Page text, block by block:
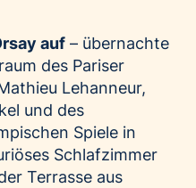
auf – übernachte
des Pariser
Lehanneur,
und des
Spiele in
Schlafzimmer
Terrasse aus